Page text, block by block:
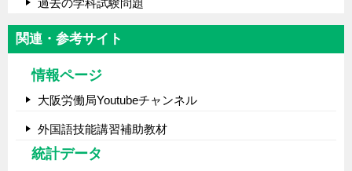
過去の学科試験問題
関連・参考サイト
情報ページ
大阪労働局Youtubeチャンネル
外国語技能講習補助教材
統計データ